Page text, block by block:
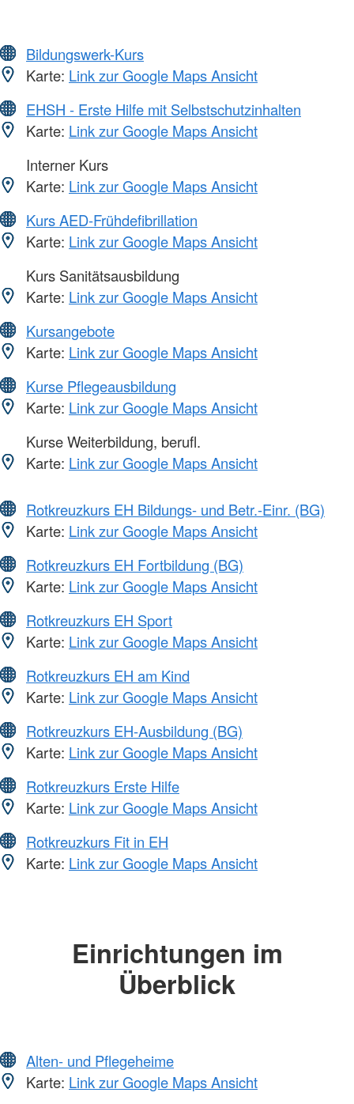
Bildungswerk-Kurs
Karte: Link zur Google Maps Ansicht
EHSH - Erste Hilfe mit Selbstschutzinhalten
Karte: Link zur Google Maps Ansicht
Interner Kurs
Karte: Link zur Google Maps Ansicht
Kurs AED-Frühdefibrillation
Karte: Link zur Google Maps Ansicht
Kurs Sanitätsausbildung
Karte: Link zur Google Maps Ansicht
Kursangebote
Karte: Link zur Google Maps Ansicht
Kurse Pflegeausbildung
Karte: Link zur Google Maps Ansicht
Kurse Weiterbildung, berufl.
Karte: Link zur Google Maps Ansicht
Rotkreuzkurs EH Bildungs- und Betr.-Einr. (BG)
Karte: Link zur Google Maps Ansicht
Rotkreuzkurs EH Fortbildung (BG)
Karte: Link zur Google Maps Ansicht
Rotkreuzkurs EH Sport
Karte: Link zur Google Maps Ansicht
Rotkreuzkurs EH am Kind
Karte: Link zur Google Maps Ansicht
Rotkreuzkurs EH-Ausbildung (BG)
Karte: Link zur Google Maps Ansicht
Rotkreuzkurs Erste Hilfe
Karte: Link zur Google Maps Ansicht
Rotkreuzkurs Fit in EH
Karte: Link zur Google Maps Ansicht
Einrichtungen im
Überblick
Alten- und Pflegeheime
Karte: Link zur Google Maps Ansicht